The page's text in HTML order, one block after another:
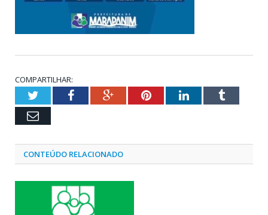
COMPARTILHAR:
TwitterFacebookGoogle+PinterestLinkedInTumblr
Email
CONTEÚDO RELACIONADO